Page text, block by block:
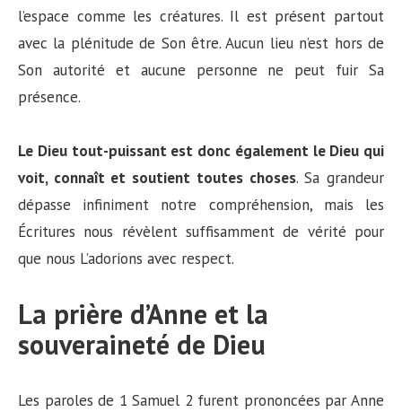
l’espace comme les créatures. Il est présent partout
avec la plénitude de Son être. Aucun lieu n’est hors de
Son autorité et aucune personne ne peut fuir Sa
présence.
Le Dieu tout-puissant est donc également le Dieu qui
voit, connaît et soutient toutes choses. Sa grandeur
dépasse infiniment notre compréhension, mais les
Écritures nous révèlent suffisamment de vérité pour
que nous L’adorions avec respect.
La prière d’Anne et la
souveraineté de Dieu
Les paroles de 1 Samuel 2 furent prononcées par Anne